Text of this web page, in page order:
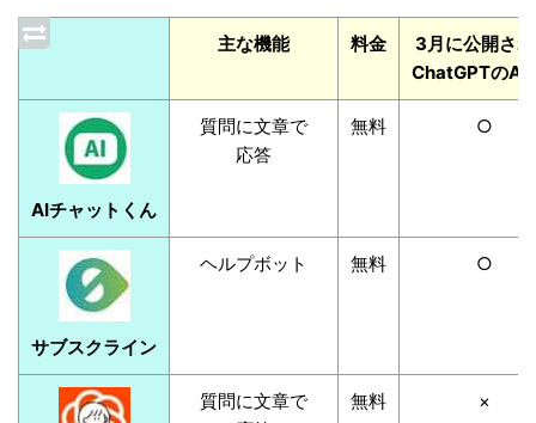
主な機能 料金
3月に公開さ
ChatGPTの
AIチャットくん
質問に文章で
応答
無料 ○
サブスクライン
ヘルプボット 無料 ○
質問に文章で
無料 ×